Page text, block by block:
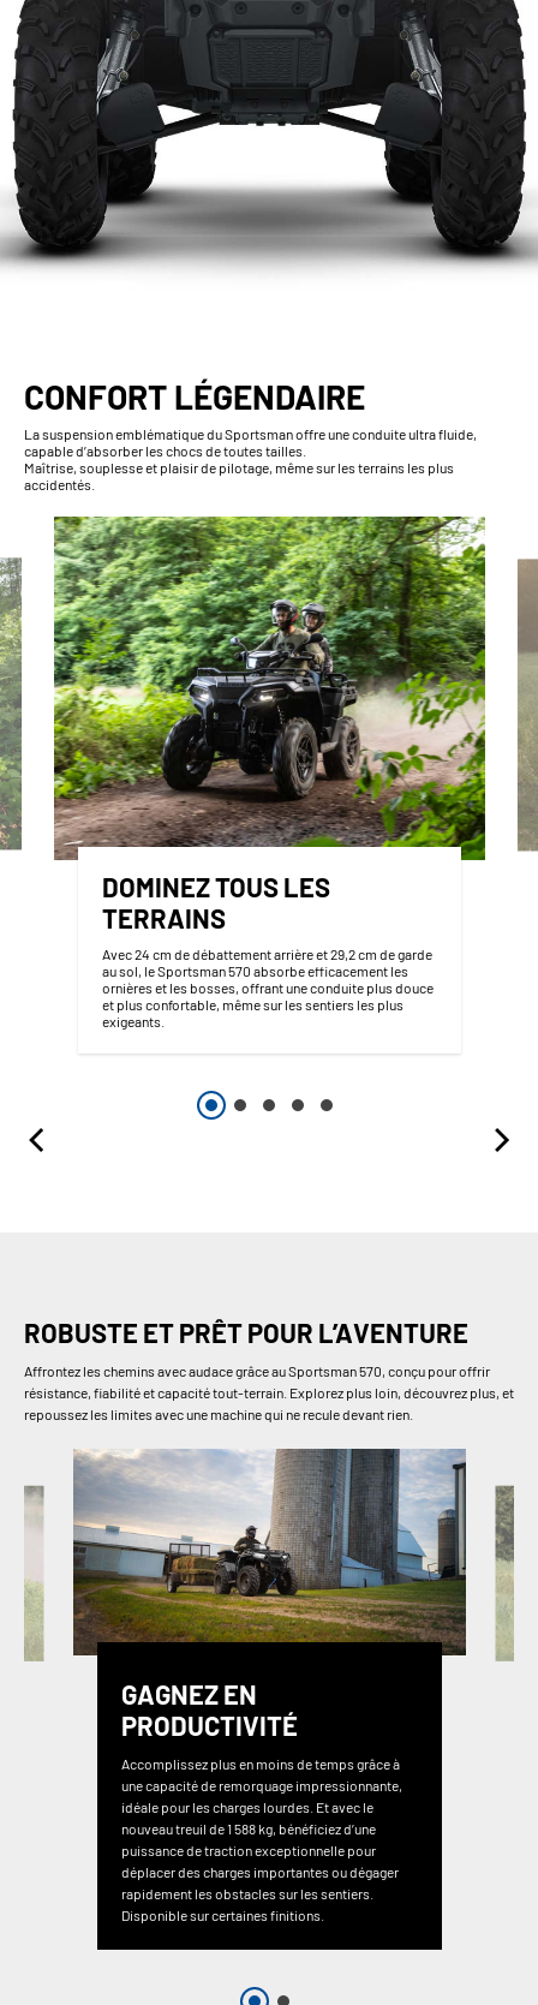
CONFORT LÉGENDAIRE
La suspension emblématique du Sportsman offre une conduite ultra fluide,
capable d’absorber les chocs de toutes tailles.
Maîtrise, souplesse et plaisir de pilotage, même sur les terrains les plus
accidentés.
DOMINEZ TOUS LES
TERRAINS
Avec 24 cm de débattement arrière et 29,2 cm de garde
au sol, le Sportsman 570 absorbe efficacement les
ornières et les bosses, offrant une conduite plus douce
et plus confortable, même sur les sentiers les plus
exigeants.
ROBUSTE ET PRÊT POUR L’AVENTURE
Affrontez les chemins avec audace grâce au Sportsman 570, conçu pour offrir
résistance, fiabilité et capacité tout-terrain. Explorez plus loin, découvrez plus, et
repoussez les limites avec une machine qui ne recule devant rien.
GAGNEZ EN
PRODUCTIVITÉ
Accomplissez plus en moins de temps grâce à
une capacité de remorquage impressionnante,
idéale pour les charges lourdes. Et avec le
nouveau treuil de 1 588 kg, bénéficiez d’une
puissance de traction exceptionnelle pour
déplacer des charges importantes ou dégager
rapidement les obstacles sur les sentiers.
Disponible sur certaines finitions.